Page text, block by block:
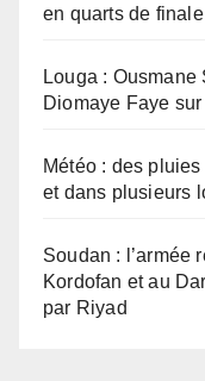
en quarts de finale
Louga :
Diomaye Faye
Météo : des
et dans plusieurs
Soudan : l’armée
Kordofan et au
par Riyad